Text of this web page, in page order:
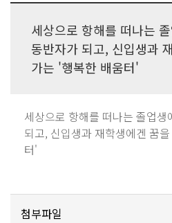
세상으로 항해를 떠나는
동반자가 되고, 신입생과
가는 '행복한 배움터'
세상으로 항해를 떠나는 졸업
되고, 신입생과 재학생에겐 꿈
터'
첨부파일